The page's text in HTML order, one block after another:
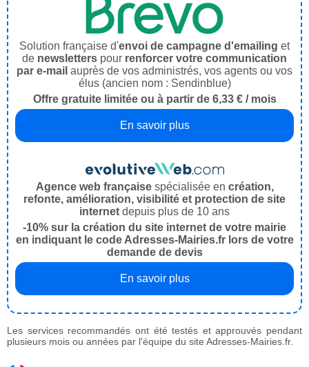
Solution française d'envoi de campagne d'emailing et
de newsletters pour renforcer votre communication
par e-mail auprès de vos administrés, vos agents ou vos
élus (ancien nom : Sendinblue)
Offre gratuite limitée ou à partir de 6,33 € / mois
En savoir plus
Agence web françaisespécialisée en création,
refonte, amélioration, visibilité et protection de site
internet depuis plus de 10 ans
-10% sur la création du site internet de votre mairie
en indiquant le code Adresses-Mairies.fr lors de votre
demande de devis
En savoir plus
Les services recommandés ont été testés et approuvés pendant
plusieurs mois ou années par l'équipe du site Adresses-Mairies.fr.